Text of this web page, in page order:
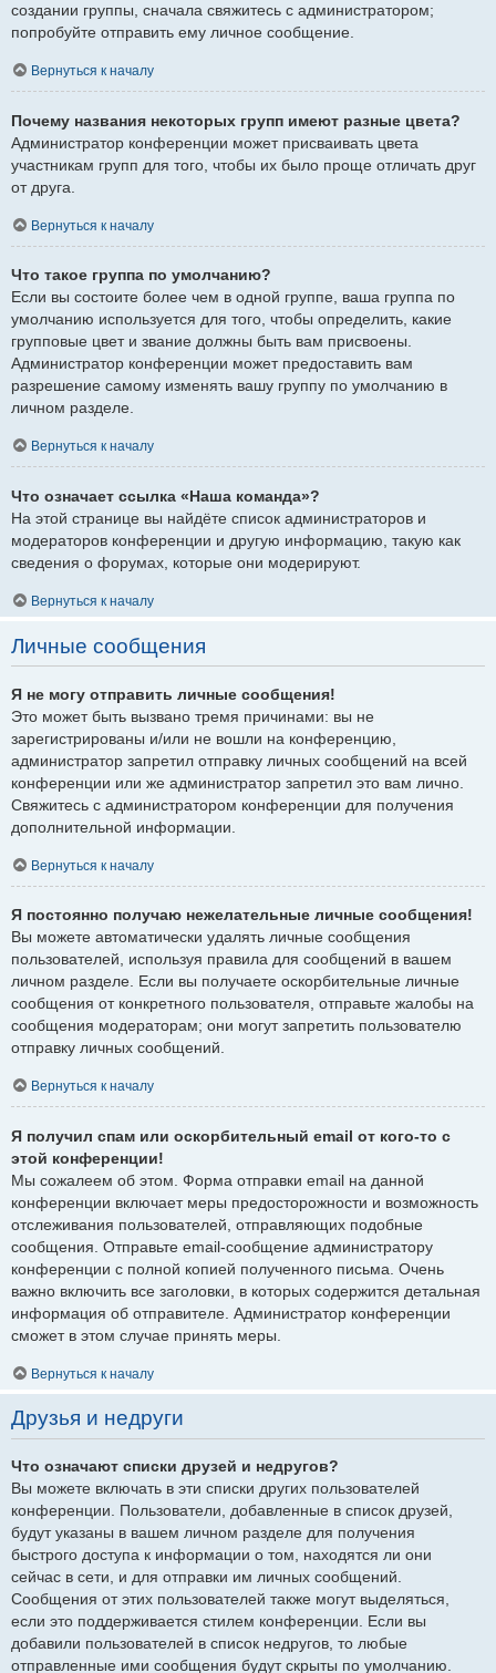
создании группы, сначала свяжитесь с администратором;
попробуйте отправить ему личное сообщение.
Вернуться к началу
Почему названия некоторых групп имеют разные цвета?
Администратор конференции может присваивать цвета
участникам групп для того, чтобы их было проще отличать друг
от друга.
Вернуться к началу
Что такое группа по умолчанию?
Если вы состоите более чем в одной группе, ваша группа по
умолчанию используется для того, чтобы определить, какие
групповые цвет и звание должны быть вам присвоены.
Администратор конференции может предоставить вам
разрешение самому изменять вашу группу по умолчанию в
личном разделе.
Вернуться к началу
Что означает ссылка «Наша команда»?
На этой странице вы найдёте список администраторов и
модераторов конференции и другую информацию, такую как
сведения о форумах, которые они модерируют.
Вернуться к началу
Личные сообщения
Я не могу отправить личные сообщения!
Это может быть вызвано тремя причинами: вы не
зарегистрированы и/или не вошли на конференцию,
администратор запретил отправку личных сообщений на всей
конференции или же администратор запретил это вам лично.
Свяжитесь с администратором конференции для получения
дополнительной информации.
Вернуться к началу
Я постоянно получаю нежелательные личные сообщения!
Вы можете автоматически удалять личные сообщения
пользователей, используя правила для сообщений в вашем
личном разделе. Если вы получаете оскорбительные личные
сообщения от конкретного пользователя, отправьте жалобы на
сообщения модераторам; они могут запретить пользователю
отправку личных сообщений.
Вернуться к началу
Я получил спам или оскорбительный email от кого-то с
этой конференции!
Мы сожалеем об этом. Форма отправки email на данной
конференции включает меры предосторожности и возможность
отслеживания пользователей, отправляющих подобные
сообщения. Отправьте email-сообщение администратору
конференции с полной копией полученного письма. Очень
важно включить все заголовки, в которых содержится детальная
информация об отправителе. Администратор конференции
сможет в этом случае принять меры.
Вернуться к началу
Друзья и недруги
Что означают списки друзей и недругов?
Вы можете включать в эти списки других пользователей
конференции. Пользователи, добавленные в список друзей,
будут указаны в вашем личном разделе для получения
быстрого доступа к информации о том, находятся ли они
сейчас в сети, и для отправки им личных сообщений.
Сообщения от этих пользователей также могут выделяться,
если это поддерживается стилем конференции. Если вы
добавили пользователей в список недругов, то любые
отправленные ими сообщения будут скрыты по умолчанию.